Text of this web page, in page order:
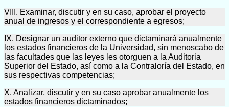
VIII. Examinar, discutir y en su caso, aprobar el proyecto
anual de ingresos y el correspondiente a egresos;
IX. Designar un auditor externo que dictaminará anualmente
los estados financieros de la Universidad, sin menoscabo de
las facultades que las leyes les otorguen a la Auditoria
Superior del Estado, así como a la Contraloría del Estado, en
sus respectivas competencias;
X. Analizar, discutir y en su caso aprobar anualmente los
estados financieros dictaminados;